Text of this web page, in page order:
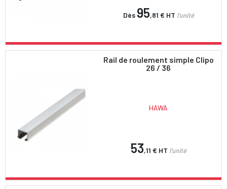
Dès 95,81 € HT l'unité
Rail de roulement simple Clipo
26 / 36
HAWA
53,11 € HT l'unité